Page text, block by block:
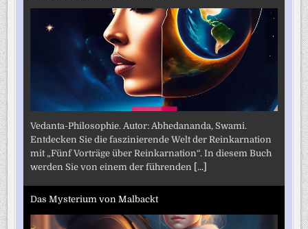
Vedanta-Philosophie. Autor: Abhedananda, Swami.
Entdecken Sie die faszinierende Welt der Reinkarnation
mit „Fünf Vorträge über Reinkarnation“. In diesem Buch
werden Sie von einem der führenden [...]
Das Mysterium von Malbackt